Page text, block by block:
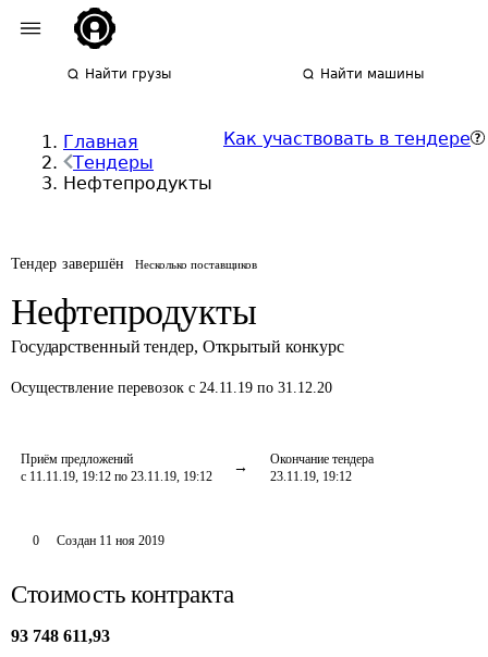
Найти грузы Найти машины
Главная
Тендеры
Нефтепродукты
Как участвовать в тендере
Тендер завершён Несколько поставщиков
Нефтепродукты
Государственный тендер, Открытый конкурс
Осуществление перевозок с 24.11.19 по 31.12.20
Приём предложений
с 11.11.19, 19:12 по 23.11.19, 19:12
Окончание тендера
23.11.19, 19:12
0 Создан 11 ноя 2019
Стоимость контракта
93 748 611,93